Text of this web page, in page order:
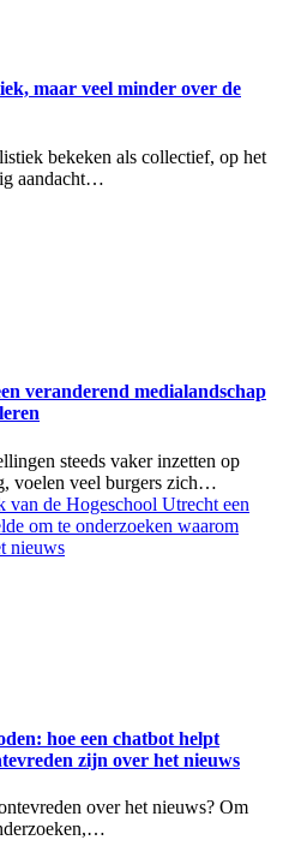
maar veel minder over de
bekeken als collectief, op het
aandacht…
veranderend medialandschap
steeds vaker inzetten op
voelen veel burgers zich…
hoe een chatbot helpt
zijn over het nieuws
over het nieuws? Om